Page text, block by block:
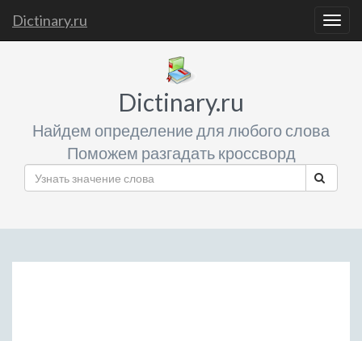
Dictinary.ru
Dictinary.ru
Найдем определение для любого слова
Поможем разгадать кроссворд